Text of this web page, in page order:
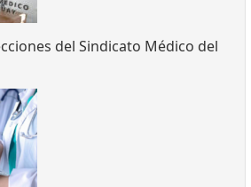
del Sindicato Médico del